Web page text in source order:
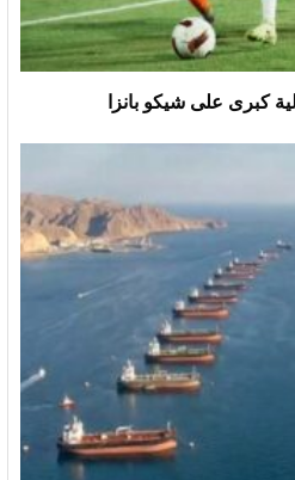
كبرى على شيكو بانزا